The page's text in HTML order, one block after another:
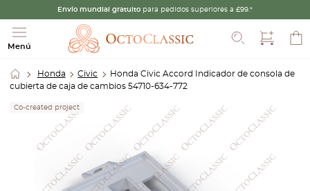
Envío mundial gratuito para pedidos superiores a £99.*
Menú
Honda Civic
Honda Civic Accord Indicador de consola de
cubierta de caja de cambios 54710-634-772
Co-created project